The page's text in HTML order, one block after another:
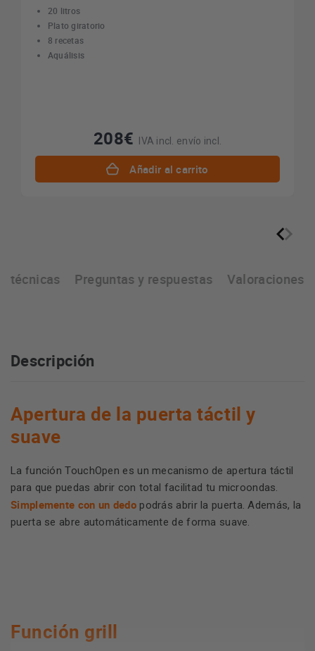
20 litros
Plato giratorio
8 recetas
Aquálisis
208€ IVA incl. envío incl.
Añadir al carrito
técnicas Preguntas y respuestas Valoraciones
Descripción
Apertura de la puerta táctil y
suave
La función TouchOpen es un mecanismo de apertura táctil
para que puedas abrir con total facilitad tu microondas.
Simplemente con un dedopodrás abrir la puerta. Además, la
puerta se abre automáticamente de forma suave.
Función grill